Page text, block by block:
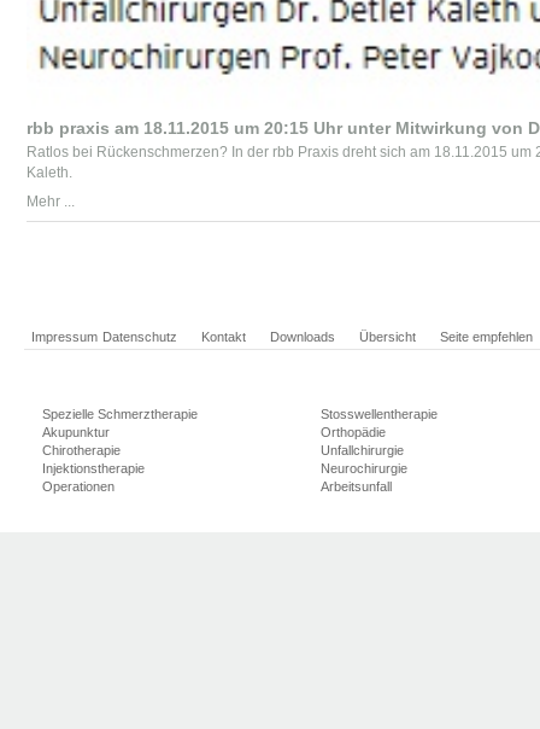
rbb praxis am 18.11.2015 um 20:15 Uhr unter Mitwirkung von
Ratlos bei Rückenschmerzen? In der rbb Praxis dreht sich am 18.11.2015
Kaleth.
Mehr ...
Impressum Datenschutz Kontakt Downloads Übersicht Seite empfehlen
Spezielle Schmerztherapie
Akupunktur
Chirotherapie
Injektionstherapie
Operationen
Stosswellentherapie
Orthopädie
Unfallchirurgie
Neurochirurgie
Arbeitsunfall